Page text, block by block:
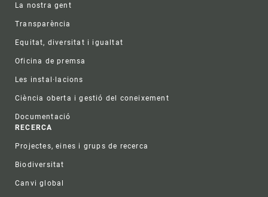
La nostra gent
Transparència
Equitat, diversitat i igualtat
Oficina de premsa
Les instal·lacions
Ciència oberta i gestió del coneixement
Documentació
RECERCA
Projectes, eines i grups de recerca
Biodiversitat
Canvi global